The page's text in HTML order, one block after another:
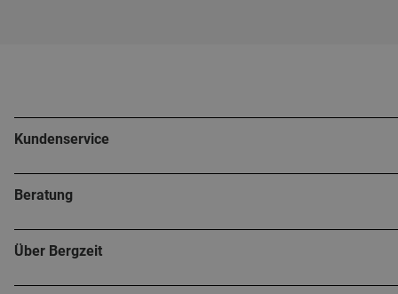
Kundenservice
Beratung
Über Bergzeit